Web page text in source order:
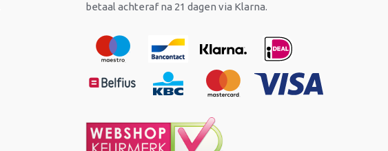
betaal achteraf na 21 dagen via Klarna.